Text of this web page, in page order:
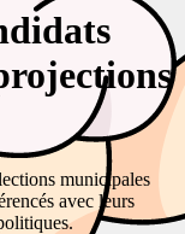
municipales
avec leurs